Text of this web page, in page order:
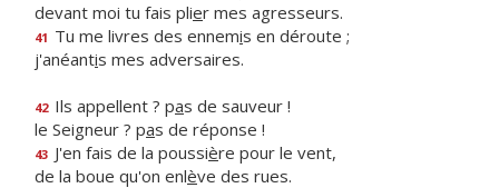
devant moi tu fais plier mes agresseurs.
41 Tu me livres des ennemis en déroute ;
j'anéantis mes adversaires.
42 Ils appellent ? pas de sauveur !
le Seigneur ? pas de réponse !
43 J'en fais de la poussière pour le vent,
de la boue qu'on enlève des rues.